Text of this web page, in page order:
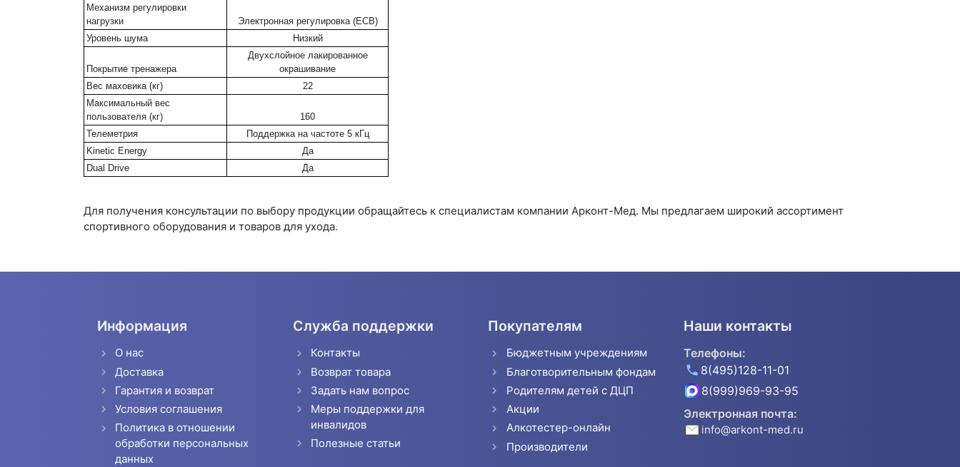
Механизм регулировки
нагрузки
Электронная регулировка (ECB)
Уровень шума
Низкий
Покрытие тренажера
Двухслойное лакированное
окрашивание
Вес маховика (кг)
22
Максимальный вес
пользователя (кг)
160
Телеметрия
Поддержка на частоте 5 кГц
Kinetic Energy
Да
Dual Drive
Да
Для получения консультации по выбору продукции обращайтесь к специалистам компании Арконт-Мед. Мы предлагаем широкий ассортимент
спортивного оборудования и товаров для ухода.
Информация
О нас
Доставка
Гарантия и возврат
Условия соглашения
Политика в отношении
обработки персональных
данных
Служба поддержки
Контакты
Возврат товара
Задать нам вопрос
Меры поддержки для
инвалидов
Полезные статьи
Покупателям
Бюджетным учреждениям
Благотворительным фондам
Родителям детей с ДЦП
Акции
Алкотестер-онлайн
Производители
Наши контакты
Телефоны:
8(495)128-11-01
8(999)969-93-95
Электронная почта:
info@arkont-med.ru